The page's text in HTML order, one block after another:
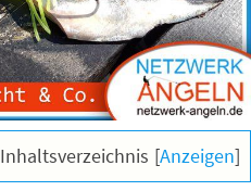
Inhaltsverzeichnis [Anzeigen]